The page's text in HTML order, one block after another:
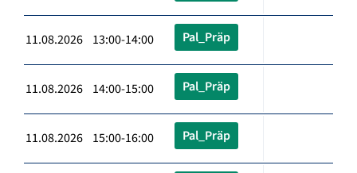
11.08.2026 13:00-14:00 Pal_Präp
11.08.2026 14:00-15:00 Pal_Präp
11.08.2026 15:00-16:00 Pal_Präp